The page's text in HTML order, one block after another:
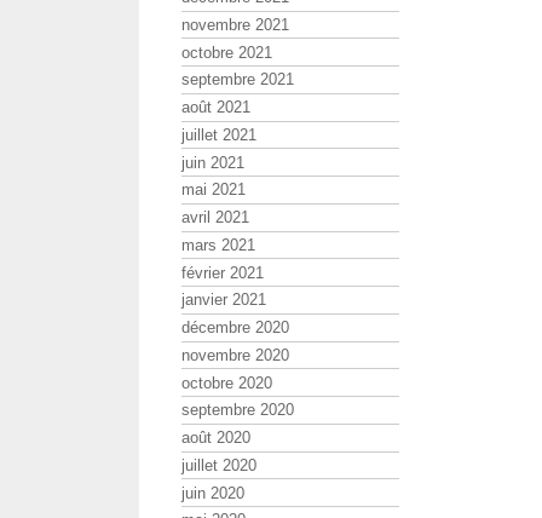
novembre 2021
octobre 2021
septembre 2021
août 2021
juillet 2021
juin 2021
mai 2021
avril 2021
mars 2021
février 2021
janvier 2021
décembre 2020
novembre 2020
octobre 2020
septembre 2020
août 2020
juillet 2020
juin 2020